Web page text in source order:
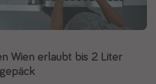
Wien erlaubt bis 2 Liter